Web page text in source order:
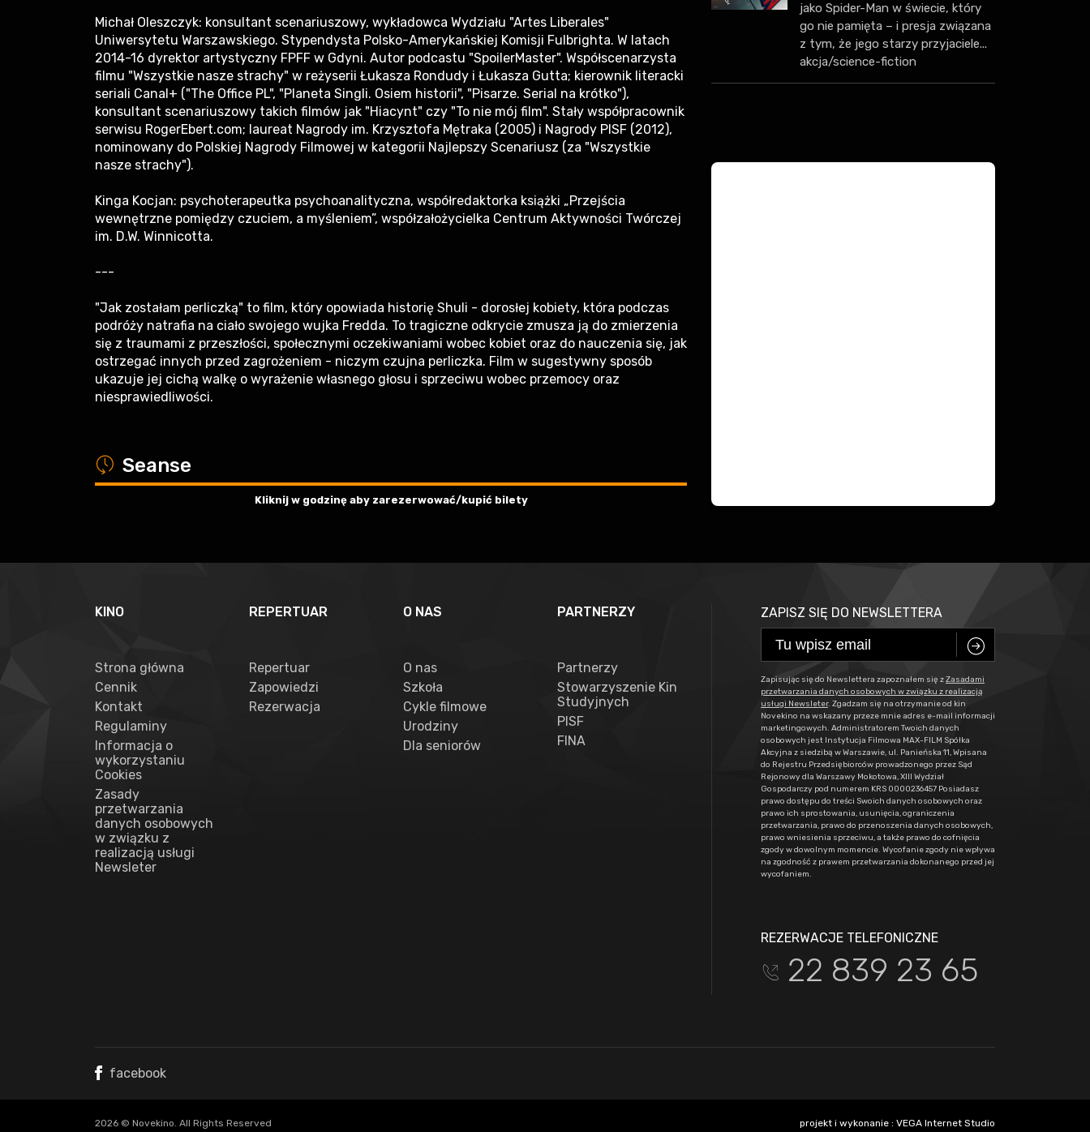
Michał Oleszczyk: konsultant scenariuszowy, wykładowca Wydziału "Artes Liberales"
Uniwersytetu Warszawskiego. Stypendysta Polsko-Amerykańskiej Komisji Fulbrighta. W latach
2014-16 dyrektor artystyczny FPFF w Gdyni. Autor podcastu "SpoilerMaster". Współscenarzysta
filmu "Wszystkie nasze strachy" w reżyserii Łukasza Rondudy i Łukasza Gutta; kierownik literacki
seriali Canal+ ("The Office PL", "Planeta Singli. Osiem historii", "Pisarze. Serial na krótko"),
konsultant scenariuszowy takich filmów jak "Hiacynt" czy "To nie mój film". Stały współpracownik
serwisu RogerEbert.com; laureat Nagrody im. Krzysztofa Mętraka (2005) i Nagrody PISF (2012),
nominowany do Polskiej Nagrody Filmowej w kategorii Najlepszy Scenariusz (za "Wszystkie
nasze strachy").
Kinga Kocjan: psychoterapeutka psychoanalityczna, współredaktorka książki „Przejścia
wewnętrzne pomiędzy czuciem, a myśleniem”, współzałożycielka Centrum Aktywności Twórczej
im. D.W. Winnicotta.
---
"Jak zostałam perliczką" to film, który opowiada historię Shuli - dorosłej kobiety, która podczas
podróży natrafia na ciało swojego wujka Fredda. To tragiczne odkrycie zmusza ją do zmierzenia
się z traumami z przeszłości, społecznymi oczekiwaniami wobec kobiet oraz do nauczenia się, jak
ostrzegać innych przed zagrożeniem - niczym czujna perliczka. Film w sugestywny sposób
ukazuje jej cichą walkę o wyrażenie własnego głosu i sprzeciwu wobec przemocy oraz
niesprawiedliwości.
a Seanse
Kliknij w godzinę aby zarezerwować/kupić bilety
jako Spider-Man w świecie, który
go nie pamięta – i presja związana
z tym, że jego starzy przyjaciele...
akcja/science-fiction
KINO
Strona główna
Cennik
Kontakt
Regulaminy
Informacja o
wykorzystaniu
Cookies
Zasady
przetwarzania
danych osobowych
w związku z
realizacją usługi
Newsleter
REPERTUAR
Repertuar
Zapowiedzi
Rezerwacja
O NAS
O nas
Szkoła
Cykle filmowe
Urodziny
Dla seniorów
PARTNERZY
Partnerzy
Stowarzyszenie Kin
Studyjnych
PISF
FINA
ZAPISZ SIĘ DO NEWSLETTERA
C
Zapisując się do Newslettera zapoznałem się zZasadami
przetwarzania danych osobowych w związku z realizacją
usługi Newsleter. Zgadzam się na otrzymanie od kin
Novekino na wskazany przeze mnie adres e-mail informacji
marketingowych. Administratorem Twoich danych
osobowych jest Instytucja Filmowa MAX-FILM Spółka
Akcyjna z siedzibą w Warszawie, ul. Panieńska 11, Wpisana
do Rejestru Przedsiębiorców prowadzonego przez Sąd
Rejonowy dla Warszawy Mokotowa, XIII Wydział
Gospodarczy pod numerem KRS 0000236457 Posiadasz
prawo dostępu do treści Swoich danych osobowych oraz
prawo ich sprostowania, usunięcia, ograniczenia
przetwarzania, prawo do przenoszenia danych osobowych,
prawo wniesienia sprzeciwu, a także prawo do cofnięcia
zgody w dowolnym momencie. Wycofanie zgody nie wpływa
na zgodność z prawem przetwarzania dokonanego przed jej
wycofaniem.
REZERWACJE TELEFONICZNE
t 22 839 23 65
facebook
2026 © Novekino. All Rights Reserved projekt i wykonanie : VEGA Internet Studio